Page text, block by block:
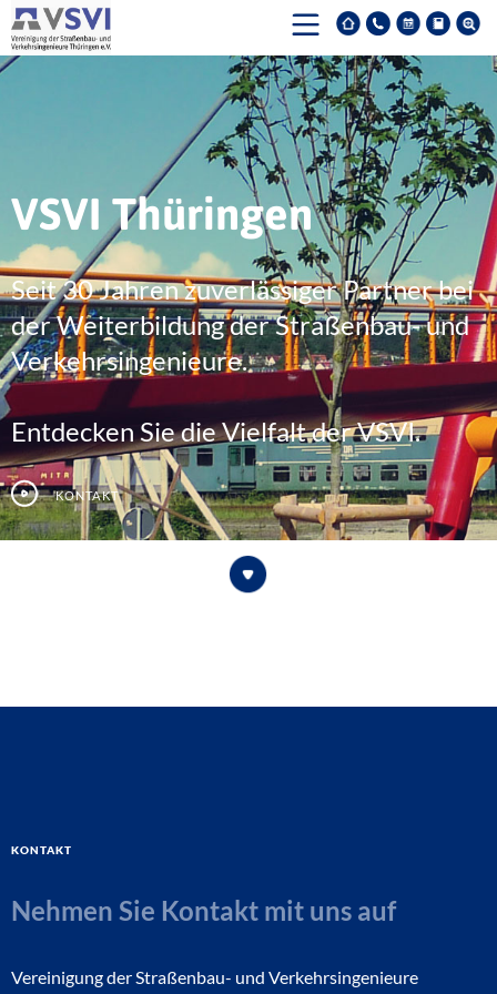
VSVI Thüringen
Seit 30 Jahren zuverlässiger Partner bei
der Weiterbildung der Straßenbau- und
Verkehrsingenieure.
Entdecken Sie die Vielfalt der VSVI.
Kontakt
Kontakt
Nehmen Sie Kontakt mit uns auf
Vereinigung der Straßenbau- und Verkehrsingenieure